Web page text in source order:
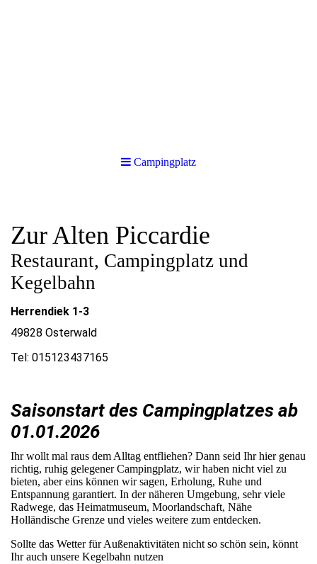
Campingplatz
Zur Alten Piccardie
Restaurant, Campingplatz und
Kegelbahn
Herrendiek 1-3
49828 Osterwald
Tel: 015123437165
Saisonstart des Campingplatzes ab
01.01.2026
Ihr wollt mal raus dem Alltag entfliehen? Dann seid Ihr hier genau
richtig, ruhig gelegener Campingplatz, wir haben nicht viel zu
bieten, aber eins können wir sagen, Erholung, Ruhe und
Entspannung garantiert. In der näheren Umgebung, sehr viele
Radwege, das Heimatmuseum, Moorlandschaft, Nähe
Holländische Grenze und vieles weitere zum entdecken.
Sollte das Wetter für Außenaktivitäten nicht so schön sein, könnt
Ihr auch unsere Kegelbahn nutzen